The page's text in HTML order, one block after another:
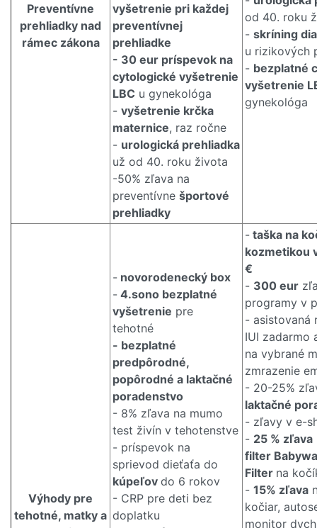
Preventívne
prehliadky nad
rámec zákona
vyšetrenie pri každej
preventívnej
prehliadke
- 30 eur príspevok na
cytologické vyšetrenie
LBC u gynekológa
- vyšetrenie krčka
maternice, raz ročne
- urologická prehliadka
už od 40. roku života
-50% zľava na
preventívne športové
prehliadky
od 40. roku
- skríning
u rizikových
- bezplatné
vyšetrenie
gynekológa
Výhody pre
tehotné, matky a
- novorodenecký box
- 4.sono bezplatné
vyšetrenie pre
tehotné
- bezplatné
predpôrodné,
popôrodné a laktačné
poradenstvo
- 8% zľava na mumo
test živín v tehotenstve
- príspevok na
sprievod dieťaťa do
kúpeľov do 6 rokov
- CRP pre deti bez
doplatku
- taška na
kozmetikou
€
- 300 eur
programy v
- asistovaná
IUI zadarmo
na vybrané
zmrazenie
- 20-25%
laktačné
- zľavy v e-
- 25 % zľava
filter
Filter na
- 15% zľava
kočiar,
monitor